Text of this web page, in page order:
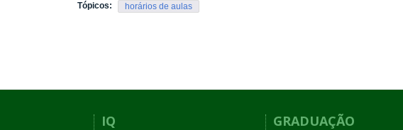
Tópicos: horários de aulas
IQ GRADUAÇÃO